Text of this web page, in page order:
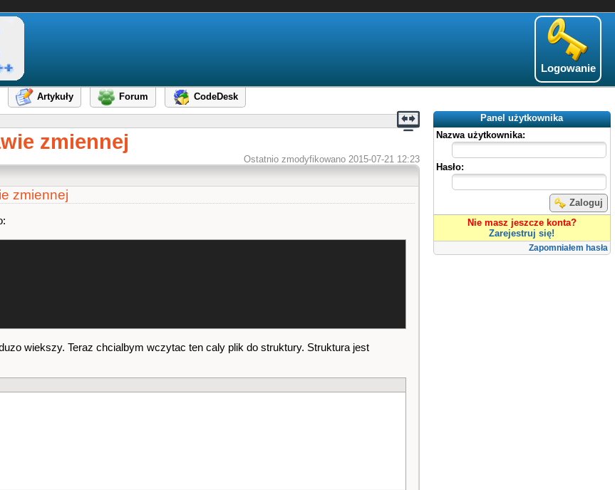
Logowanie
Artykuły Forum
CodeDesk
Panel użytkownika
Nazwa użytkownika:
Hasło:
Zaloguj
Nie masz jeszcze konta?
Zarejestruj się!
Zapomniałem hasła
zmiennej
Ostatnio zmodyfikowano 2015-07-21 12:23
zmiennej
wiekszy. Teraz chcialbym wczytac ten caly plik do struktury. Struktura jest